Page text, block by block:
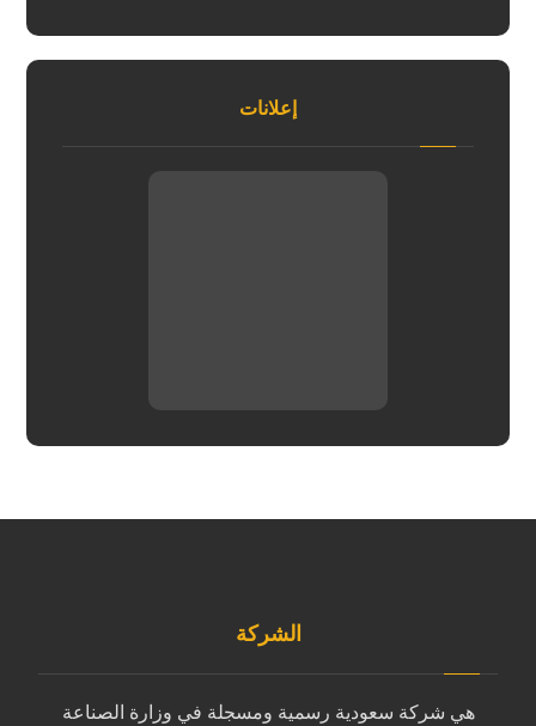
إعلانات
الشركة
هي شركة سعودية رسمية ومسجلة في وزارة الصناعة